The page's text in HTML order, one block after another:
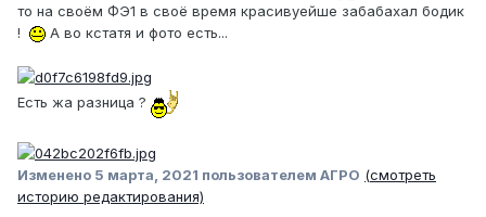
то на своём ФЭ1 в своё время красивуейше забабахал бодик
!
А во кстатя и фото есть...
Есть жа разница ?
Изменено 5 марта, 2021 пользователем АГРО (смотреть
историю редактирования)